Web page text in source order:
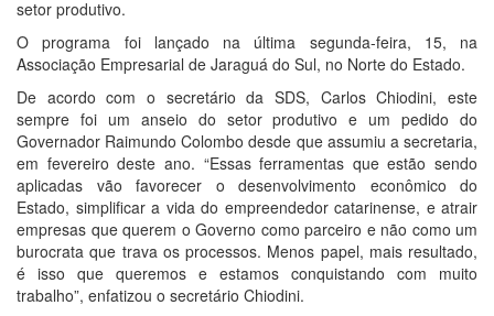
setor produtivo.
O programa foi lançado na última segunda-feira, 15, na
Associação Empresarial de Jaraguá do Sul, no Norte do Estado.
De acordo com o secretário da SDS, Carlos Chiodini, este
sempre foi um anseio do setor produtivo e um pedido do
Governador Raimundo Colombo desde que assumiu a secretaria,
em fevereiro deste ano. “Essas ferramentas que estão sendo
aplicadas vão favorecer o desenvolvimento econômico do
Estado, simplificar a vida do empreendedor catarinense, e atrair
empresas que querem o Governo como parceiro e não como um
burocrata que trava os processos. Menos papel, mais resultado,
é isso que queremos e estamos conquistando com muito
trabalho”, enfatizou o secretário Chiodini.